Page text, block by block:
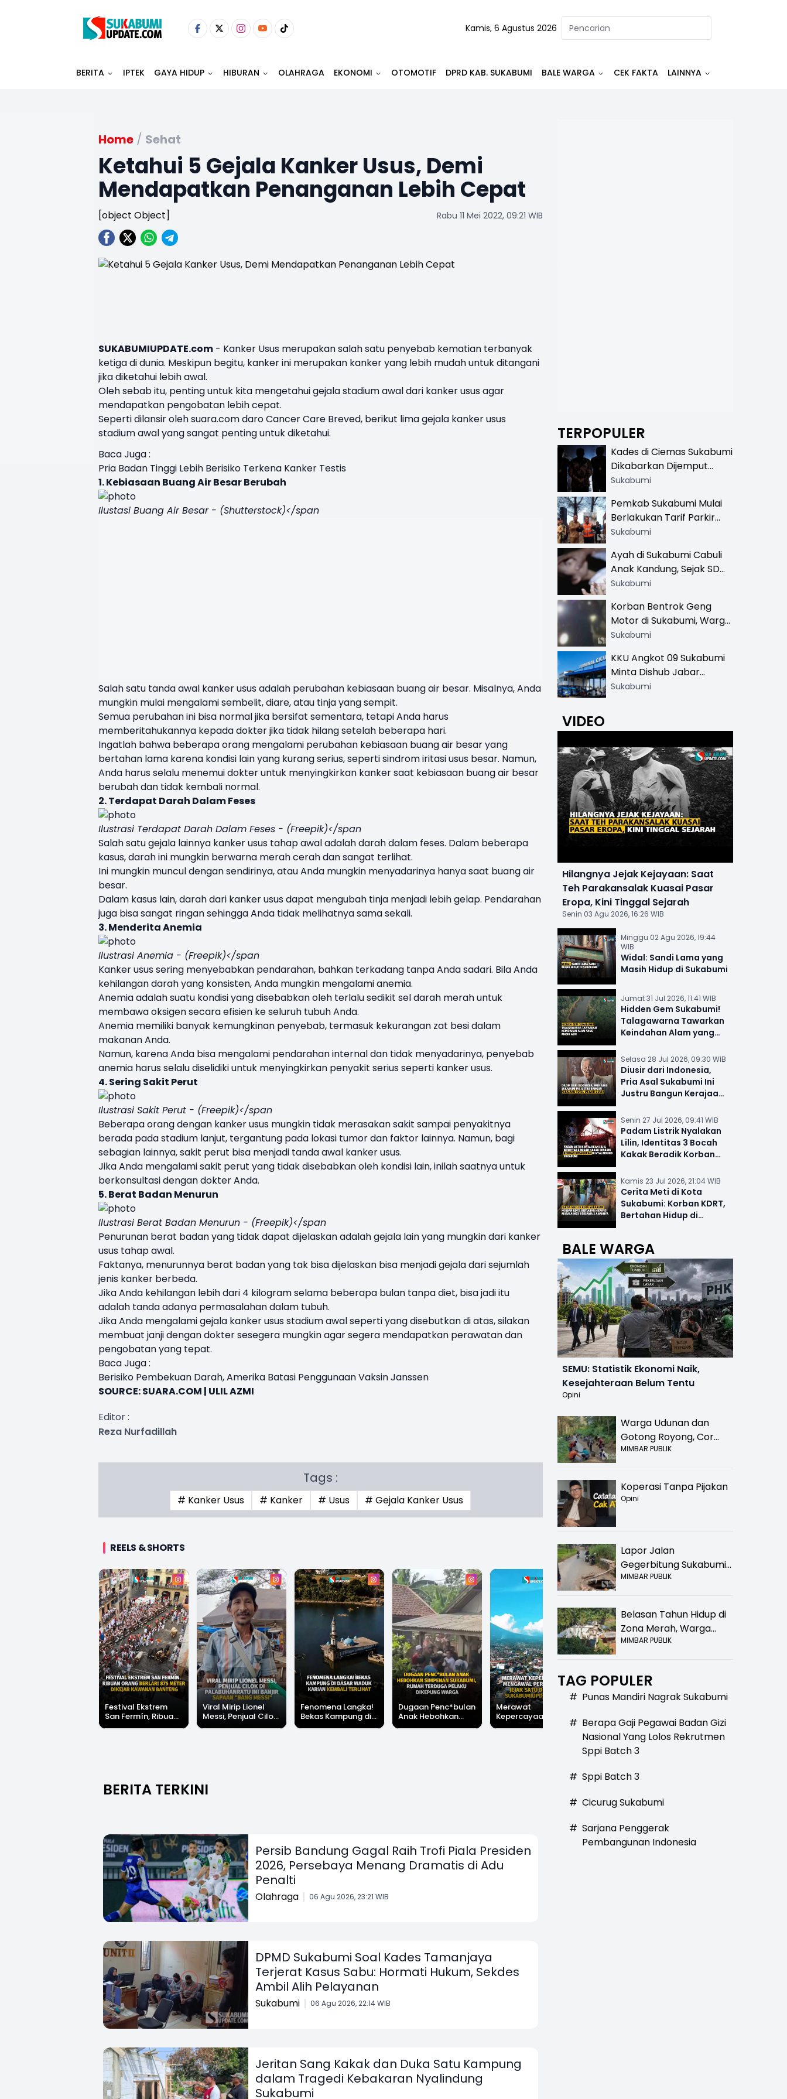
Kamis, 6 Agustus 2026
BERITA IPTEK GAYA HIDUP HIBURAN OLAHRAGA EKONOMI OTOMOTIF DPRD KAB. SUKABUMI BALE WARGA CEK FAKTA LAINNYA
Home / Sehat
Ketahui 5 Gejala Kanker Usus, Demi
Mendapatkan Penanganan Lebih Cepat
[object Object] Rabu 11 Mei 2022, 09:21 WIB
SUKABUMIUPDATE.com - Kanker Usus merupakan salah satu penyebab kematian terbanyak
ketiga di dunia. Meskipun begitu, kanker ini merupakan kanker yang lebih mudah untuk ditangani
jika diketahui lebih awal.
Oleh sebab itu, penting untuk kita mengetahui gejala stadium awal dari kanker usus agar
mendapatkan pengobatan lebih cepat.
Seperti dilansir oleh suara.com daro Cancer Care Breved, berikut lima gejala kanker usus
stadium awal yang sangat penting untuk diketahui.
Baca Juga :
Pria Badan Tinggi Lebih Berisiko Terkena Kanker Testis
1. Kebiasaan Buang Air Besar Berubah
Ilustasi Buang Air Besar - (Shutterstock)</span
Salah satu tanda awal kanker usus adalah perubahan kebiasaan buang air besar. Misalnya, Anda
mungkin mulai mengalami sembelit, diare, atau tinja yang sempit.
Semua perubahan ini bisa normal jika bersifat sementara, tetapi Anda harus
memberitahukannya kepada dokter jika tidak hilang setelah beberapa hari.
Ingatlah bahwa beberapa orang mengalami perubahan kebiasaan buang air besar yang
bertahan lama karena kondisi lain yang kurang serius, seperti sindrom iritasi usus besar. Namun,
Anda harus selalu menemui dokter untuk menyingkirkan kanker saat kebiasaan buang air besar
berubah dan tidak kembali normal.
2. Terdapat Darah Dalam Feses
Ilustrasi Terdapat Darah Dalam Feses - (Freepik)</span
Salah satu gejala lainnya kanker usus tahap awal adalah darah dalam feses. Dalam beberapa
kasus, darah ini mungkin berwarna merah cerah dan sangat terlihat.
Ini mungkin muncul dengan sendirinya, atau Anda mungkin menyadarinya hanya saat buang air
besar.
Dalam kasus lain, darah dari kanker usus dapat mengubah tinja menjadi lebih gelap. Pendarahan
juga bisa sangat ringan sehingga Anda tidak melihatnya sama sekali.
3. Menderita Anemia
Ilustrasi Anemia - (Freepik)</span
Kanker usus sering menyebabkan pendarahan, bahkan terkadang tanpa Anda sadari. Bila Anda
kehilangan darah yang konsisten, Anda mungkin mengalami anemia.
Anemia adalah suatu kondisi yang disebabkan oleh terlalu sedikit sel darah merah untuk
membawa oksigen secara efisien ke seluruh tubuh Anda.
Anemia memiliki banyak kemungkinan penyebab, termasuk kekurangan zat besi dalam
makanan Anda.
Namun, karena Anda bisa mengalami pendarahan internal dan tidak menyadarinya, penyebab
anemia harus selalu diselidiki untuk menyingkirkan penyakit serius seperti kanker usus.
4. Sering Sakit Perut
Ilustrasi Sakit Perut - (Freepik)</span
Beberapa orang dengan kanker usus mungkin tidak merasakan sakit sampai penyakitnya
berada pada stadium lanjut, tergantung pada lokasi tumor dan faktor lainnya. Namun, bagi
sebagian lainnya, sakit perut bisa menjadi tanda awal kanker usus.
Jika Anda mengalami sakit perut yang tidak disebabkan oleh kondisi lain, inilah saatnya untuk
berkonsultasi dengan dokter Anda.
5. Berat Badan Menurun
Ilustrasi Berat Badan Menurun - (Freepik)</span
Penurunan berat badan yang tidak dapat dijelaskan adalah gejala lain yang mungkin dari kanker
usus tahap awal.
Faktanya, menurunnya berat badan yang tak bisa dijelaskan bisa menjadi gejala dari sejumlah
jenis kanker berbeda.
Jika Anda kehilangan lebih dari 4 kilogram selama beberapa bulan tanpa diet, bisa jadi itu
adalah tanda adanya permasalahan dalam tubuh.
Jika Anda mengalami gejala kanker usus stadium awal seperti yang disebutkan di atas, silakan
membuat janji dengan dokter sesegera mungkin agar segera mendapatkan perawatan dan
pengobatan yang tepat.
Baca Juga :
Berisiko Pembekuan Darah, Amerika Batasi Penggunaan Vaksin Janssen
SOURCE:SUARA.COM | ULIL AZMI
Editor :
Reza Nurfadillah
Tags :
# Kanker Usus # Kanker # Usus # Gejala Kanker Usus
REELS & SHORTS
Festival Ekstrem
San Fermín, Ribuan
Orang Berlari 875
Viral Mirip Lionel
Messi, Penjual Cilok
di Palabuhanratu Ini
Fenomena Langka!
Bekas Kampung di
Dasar Waduk Karian
Dugaan Penc*bulan
Anak Hebohkan
Simpenan
Merawat
Kepercayaan,
Mengawal
Kejayaan: Saat Teh
Parakansalak
Kuasai Pasar Eropa,
Kini Tinggal Sejarah
yang Masih Hidup di
Sukabumi
BERITA TERKINI
Persib Bandung Gagal Raih Trofi Piala Presiden
2026, Persebaya Menang Dramatis di Adu
Penalti
Olahraga 06 Agu 2026, 23:21 WIB
DPMD Sukabumi Soal Kades Tamanjaya
Terjerat Kasus Sabu: Hormati Hukum, Sekdes
Ambil Alih Pelayanan
Sukabumi 06 Agu 2026, 22:14 WIB
Jeritan Sang Kakak dan Duka Satu Kampung
dalam Tragedi Kebakaran Nyalindung
Sukabumi
TERPOPULER
Kades di Ciemas Sukabumi
Dikabarkan Dijemput
Satnarkoba, Polisi
Sukabumi
Pemkab Sukabumi Mulai
Berlakukan Tarif Parkir
Resmi di 13 Lokasi Wisata,
Khusus
Sukabumi
Ayah di Sukabumi Cabuli
Anak Kandung, Sejak SD
Hingga SMA
Sukabumi
Korban Bentrok Geng
Motor di Sukabumi, Warga
dan Sopir Tangki
Sukabumi
KKU Angkot 09 Sukabumi
Minta Dishub Jabar
Tertibkan Trayek Ciawi-
Sukabumi
VIDEO
Hilangnya Jejak Kejayaan: Saat
Teh Parakansalak Kuasai Pasar
Eropa, Kini Tinggal Sejarah
Senin 03 Agu 2026, 16:26 WIB
Minggu 02 Agu 2026, 19:44
WIB
Widal: Sandi Lama yang
Masih Hidup di Sukabumi
Jumat 31 Jul 2026, 11:41 WIB
Hidden Gem Sukabumi!
Talagawarna Tawarkan
Keindahan Alam yang
Selasa 28 Jul 2026, 09:30 WIB
Diusir dari Indonesia,
Pria Asal Sukabumi Ini
Justru Bangun Kerajaan
Senin 27 Jul 2026, 09:41 WIB
Padam Listrik Nyalakan
Lilin, Identitas 3 Bocah
Kakak Beradik Korban
Kamis 23 Jul 2026, 21:04 WIB
Cerita Meti di Kota
Sukabumi: Korban KDRT,
Bertahan Hidup di
BALE WARGA
SEMU: Statistik Ekonomi Naik,
Kesejahteraan Belum Tentu
Opini
Warga Udunan dan
Gotong Royong, Cor
Jalan Hancur di
MIMBAR PUBLIK
Koperasi Tanpa Pijakan
Opini
Lapor Jalan
Gegerbitung Sukabumi
Bolong! Bahaya Bagi
MIMBAR PUBLIK
Belasan Tahun Hidup di
Zona Merah, Warga
Kampung Nangewer
Relokasi
MIMBAR PUBLIK
TAG POPULER
# Punas Mandiri Nagrak Sukabumi
# Berapa Gaji Pegawai Badan Gizi
Nasional Yang Lolos Rekrutmen
Sppi Batch 3
# Sppi Batch 3
# Cicurug Sukabumi
# Sarjana Penggerak
Pembangunan Indonesia